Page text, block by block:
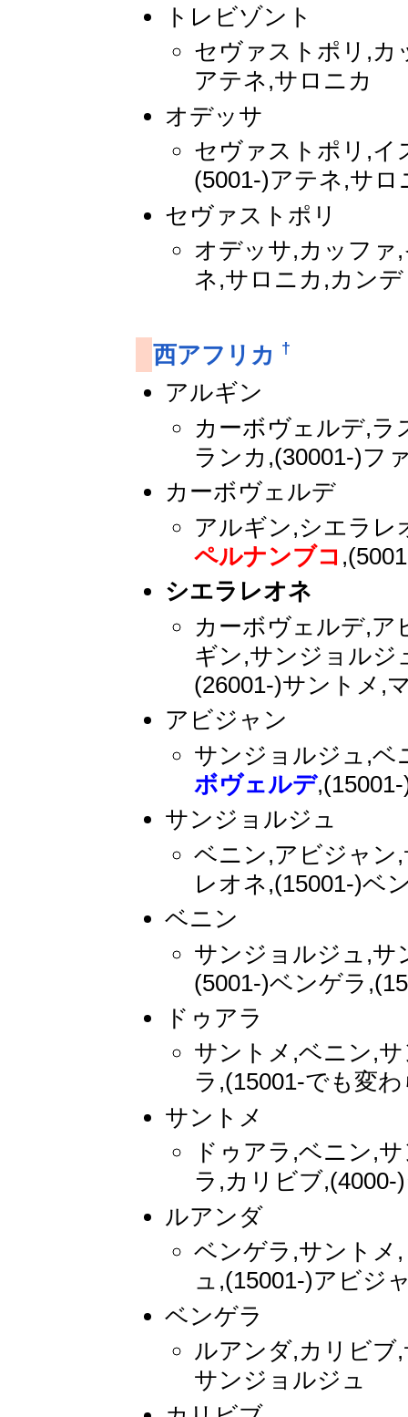
トレビゾント
セヴァストポリ,カ
アテネ,サロニカ
オデッサ
セヴァストポリ,イ
(5001-)アテネ,サ
セヴァストポリ
オデッサ,カッファ
ネ,サロニカ,カン
西アフリカ †
アルギン
カーボヴェルデ,
ランカ,(30001-)フ
カーボヴェルデ
アルギン,シエラレ
ペルナンブコ
シエラレオネ
カーボヴェルデ,ア
ギン,サンジョルジ
(26001-)サントメ,
アビジャン
サンジョルジュ,ベ
ボヴェルデ
サンジョルジュ
ベニン,アビジャン
レオネ,(15001-)ベ
ベニン
サンジョルジュ,サ
(5001-)ベンゲラ
ドゥアラ
サントメ,ベニン,
ラ,(15001-でも変
サントメ
ドゥアラ,ベニン,
ラ,カリビブ
ルアンダ
ベンゲラ,サントメ
ュ,(15001-)アビジ
ベンゲラ
ルアンダ,カリビブ
サンジョルジュ